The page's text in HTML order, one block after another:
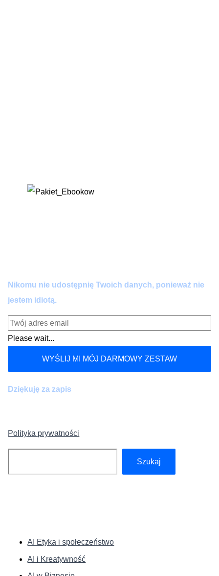
Nikomu nie udostępnię Twoich danych, ponieważ nie
jestem idiotą.
Please wait...
WYŚLIJ MI MÓJ DARMOWY ZESTAW
Dziękuję za zapis
Polityka prywatności
Szukaj
AI Etyka i społeczeństwo
AI i Kreatywność